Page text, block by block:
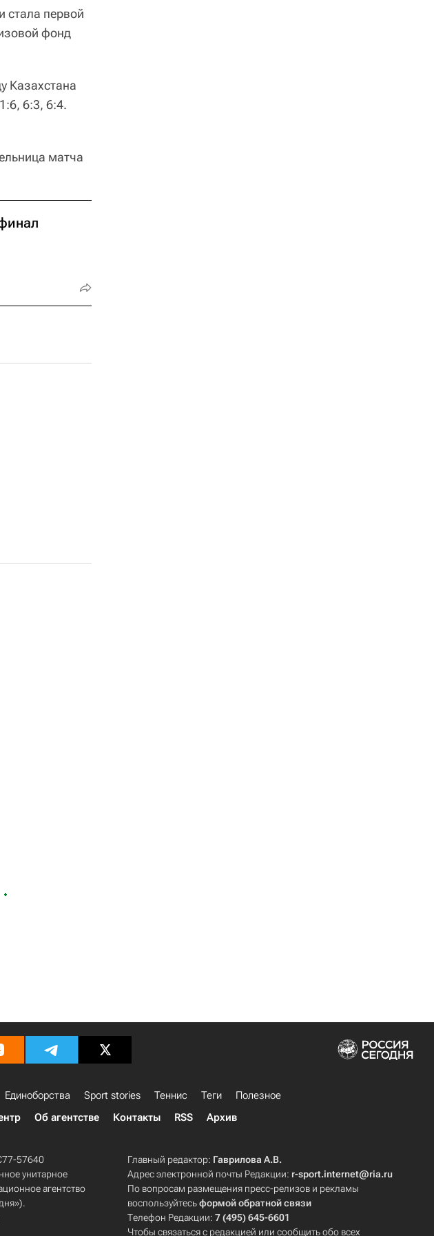
первой
фонд
Казахстана
6:3, 6:4.
матча
Единоборства Sport stories Теннис Теги
Полезное
Об агентстве Контакты RSS Архив
57640
унитарное
агентство
Главный редактор: Гаврилова А.В.
Адрес электронной почты Редакции: r-sport.internet@ria.ru
По вопросам размещения пресс-релизов и рекламы
воспользуйтесьформой обратной связи
Телефон Редакции:7 (495) 645-6601
Чтобы связаться с редакцией или сообщить обо всех